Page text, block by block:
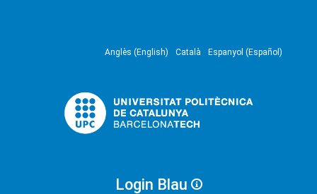
Anglès (English) Català Espanyol (Español)
Login Blau